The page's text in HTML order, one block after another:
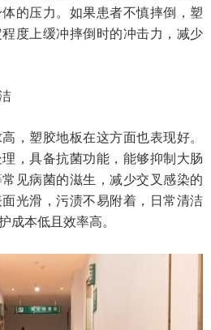
的压力。如果患者不慎摔倒，塑
度上缓冲摔倒时的冲击力，减少
塑胶地板在这方面也表现好。
，具备抗菌功能，能够抑制大肠
见病菌的滋生，减少交叉感染的
光滑，污渍不易附着，日常清洁
成本低且效率高。